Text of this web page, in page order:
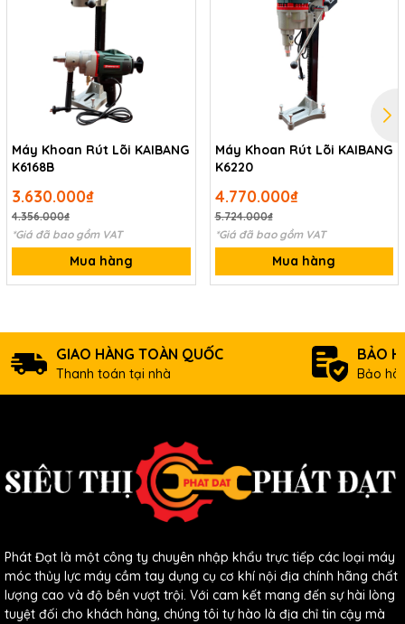
Máy Khoan Rút Lõi KAIBANG
K6168B
3.630.000₫
4.356.000₫
*Giá đã bao gồm VAT
Mua hàng
Máy Khoan Rút Lõi KAIBANG
K6220
4.770.000₫
5.724.000₫
*Giá đã bao gồm VAT
Mua hàng
GIAO HÀNG TOÀN QUỐC
Thanh toán tại nhà
BẢO
Bảo
Phát Đạt là một công ty chuyên nhập khẩu trực tiếp các loại máy
móc thủy lực máy cầm tay dụng cụ cơ khí nội địa chính hãng chất
lượng cao và độ bền vượt trội. Với cam kết mang đến sự hài lòng
tuyệt đối cho khách hàng, chúng tôi tự hào là địa chỉ tin cậy mà